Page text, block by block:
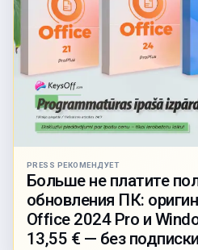
PRESS РЕКОМЕНДУЕТ
Больше не платите
обновления ПК:
Office 2024 Pro и
13,55 € — без подписки